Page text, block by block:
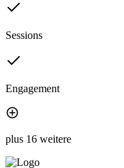
Sessions
Engagement
plus 16 weitere